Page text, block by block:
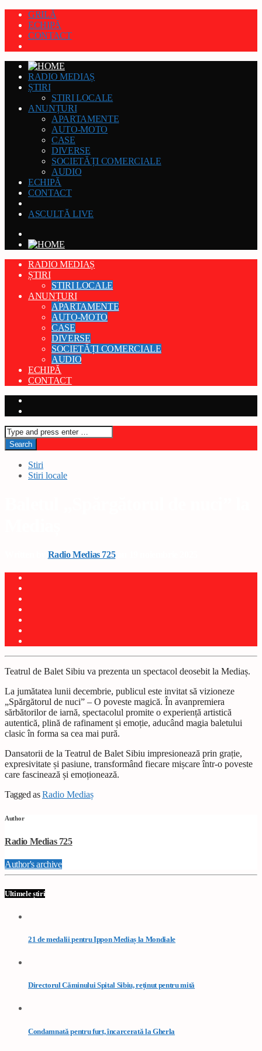
GRILĂ
ECHIPĂ
CONTACT
RADIO MEDIAȘ
ȘTIRI
STIRI LOCALE
ANUNȚURI
APARTAMENTE
AUTO-MOTO
CASE
DIVERSE
SOCIETĂȚI COMERCIALE
AUDIO
ECHIPĂ
CONTACT
ASCULTĂ LIVE
RADIO MEDIAȘ
ȘTIRI
STIRI LOCALE
ANUNȚURI
APARTAMENTE
AUTO-MOTO
CASE
DIVERSE
SOCIETĂȚI COMERCIALE
AUDIO
ECHIPĂ
CONTACT
Stiri
Stiri locale
Radio Medias 725on 19 noiembrie 2025
Teatrul de Balet Sibiu va prezenta un spectacol deosebit la Mediaș.
La jumătatea lunii decembrie, publicul este invitat să vizioneze
„Spărgătorul de nuci” – O poveste magică. În avanpremiera
sărbătorilor de iarnă, spectacolul promite o experiență artistică
autentică, plină de rafinament și emoție, aducând magia baletului
clasic în forma sa cea mai pură.
Dansatorii de la Teatrul de Balet Sibiu impresionează prin grație,
expresivitate și pasiune, transformând fiecare mișcare într-o poveste
care fascinează și emoționează.
Tagged asRadio Mediaș
Author
Radio Medias 725
Author's archive
Ultimele știri
21 de medalii pentru Ippon Mediaș la Mondiale
Directorul Căminului Spital Sibiu, reținut pentru mită
Condamnată pentru furt, încarcerată la Gherla